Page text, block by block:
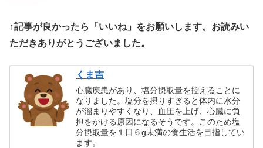
↑記事が良かったら「いいね」をお願いします。お読みい
ただきありがとうございました。
くま吉
心臓疾患があり、塩分摂取量を控えることに
なりました。塩分を摂りすぎると体内に水分
が溜まりやすくなり、血圧を上げ、心臓に負
担をかける原因になるそうです。このため塩
分摂取量を１日６g未満の食生活を目指してい
ます。